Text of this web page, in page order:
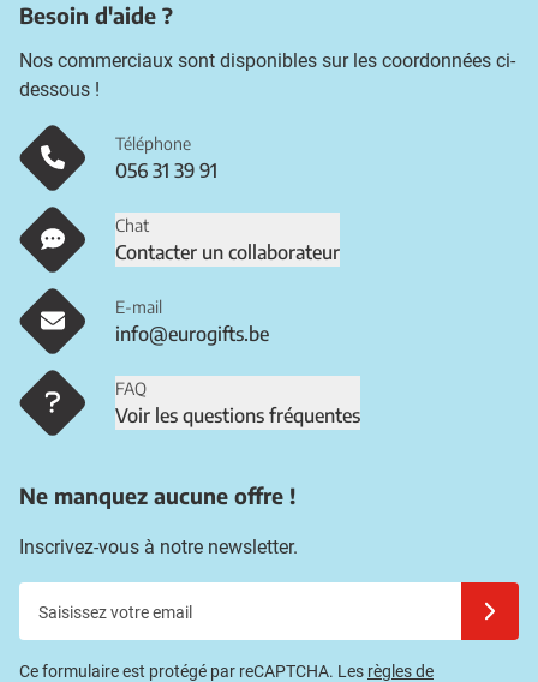
Besoin d'aide ?
Nos commerciaux sont disponibles sur les coordonnées ci-
dessous !
Téléphone
056 31 39 91
Chat
Contacter un collaborateur
E-mail
info@eurogifts.be
FAQ
Voir les questions fréquentes
Ne manquez aucune offre !
Inscrivez-vous à notre newsletter.
Ce formulaire est protégé par reCAPTCHA. Les règles de